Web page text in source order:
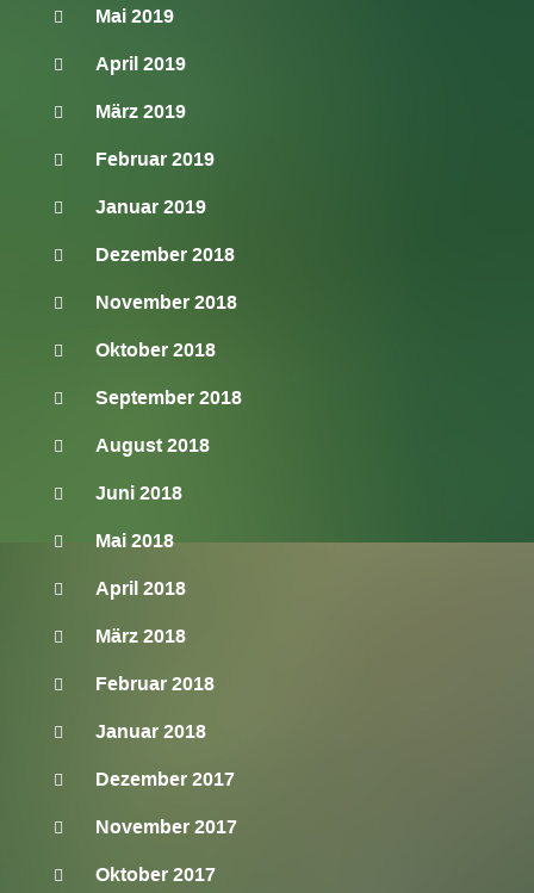
Mai 2019
April 2019
März 2019
Februar 2019
Januar 2019
Dezember 2018
November 2018
Oktober 2018
September 2018
August 2018
Juni 2018
Mai 2018
April 2018
März 2018
Februar 2018
Januar 2018
Dezember 2017
November 2017
Oktober 2017